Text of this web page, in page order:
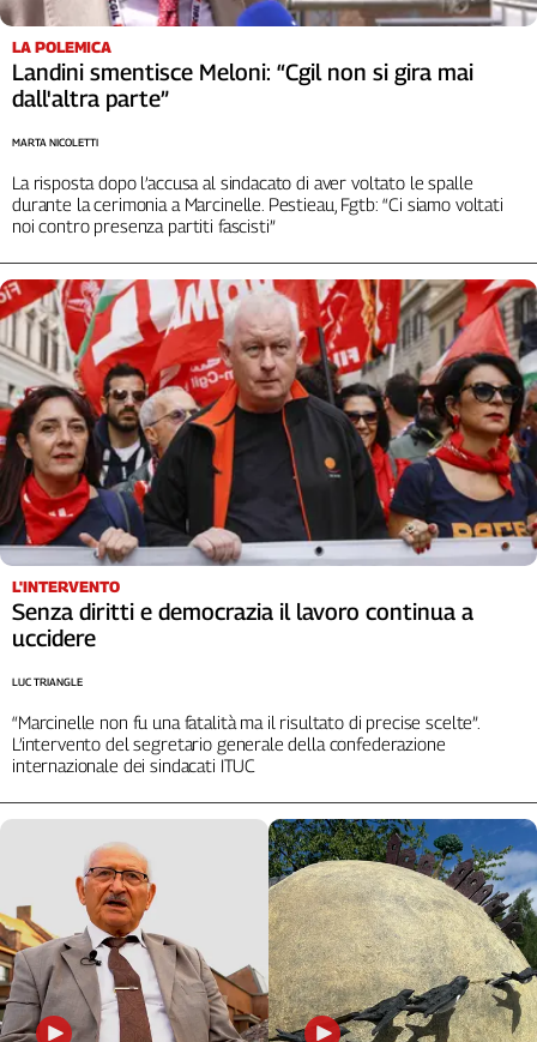
L'Italia
nel
Lavoro
Molise
Alto
Basilicata
Calabria
Campania
Emilia-
Romagna
Friuli
Venezia
Giulia
Lazio
Liguria
Marche
Piemonte
Sicilia
Toscana
Umbria
Veneto
Archivio
Storico
1955-
2014
LA POLEMICA
Landini smentisce Meloni: “Cgil non si gira mai
dall'altra parte”
La risposta dopo l’accusa al sindacato di aver voltato le spalle
durante la cerimonia a Marcinelle. Pestieau, Fgtb: “Ci siamo voltati
noi contro presenza partiti fascisti”
MARTA NICOLETTI
L'INTERVENTO
Senza diritti e democrazia il lavoro continua a
uccidere
“Marcinelle non fu una fatalità ma il risultato di precise scelte”.
L’intervento del segretario generale della confederazione
internazionale dei sindacati ITUC
LUC TRIANGLE